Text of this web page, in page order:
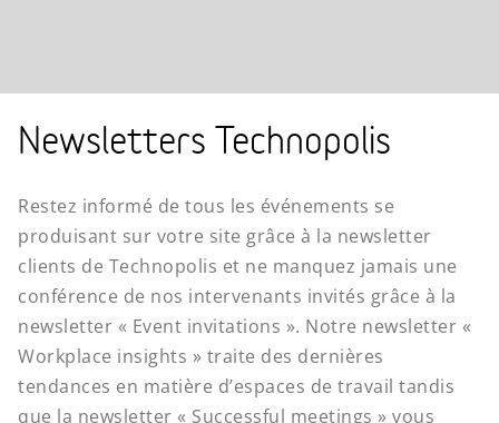
Newsletters Technopolis
Restez informé de tous les événements se
produisant sur votre site grâce à la newsletter
clients de Technopolis et ne manquez jamais une
conférence de nos intervenants invités grâce à la
newsletter « Event invitations ». Notre newsletter «
Workplace insights » traite des dernières
tendances en matière d’espaces de travail tandis
que la newsletter « Successful meetings » vous